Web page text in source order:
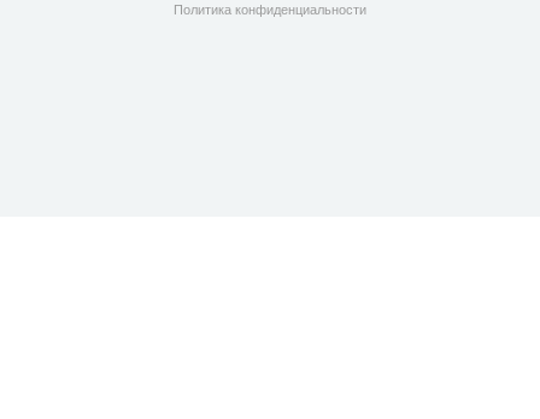
Политика конфиденциальности